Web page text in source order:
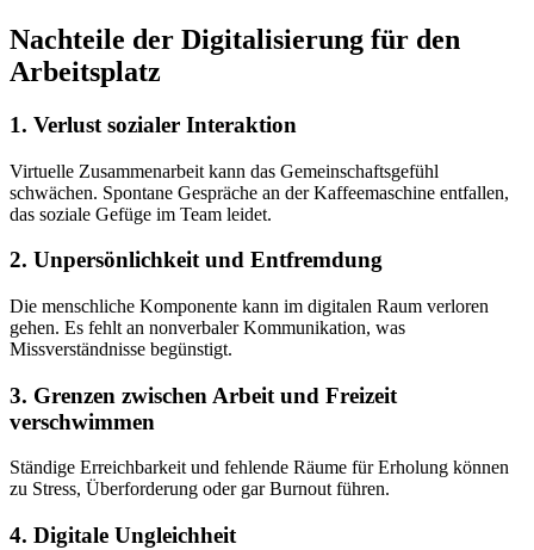
Nachteile der Digitalisierung für den
Arbeitsplatz
1. Verlust sozialer Interaktion
Virtuelle Zusammenarbeit kann das Gemeinschaftsgefühl
schwächen. Spontane Gespräche an der Kaffeemaschine entfallen,
das soziale Gefüge im Team leidet.
2. Unpersönlichkeit und Entfremdung
Die menschliche Komponente kann im digitalen Raum verloren
gehen. Es fehlt an nonverbaler Kommunikation, was
Missverständnisse begünstigt.
3. Grenzen zwischen Arbeit und Freizeit
verschwimmen
Ständige Erreichbarkeit und fehlende Räume für Erholung können
zu Stress, Überforderung oder gar Burnout führen.
4. Digitale Ungleichheit